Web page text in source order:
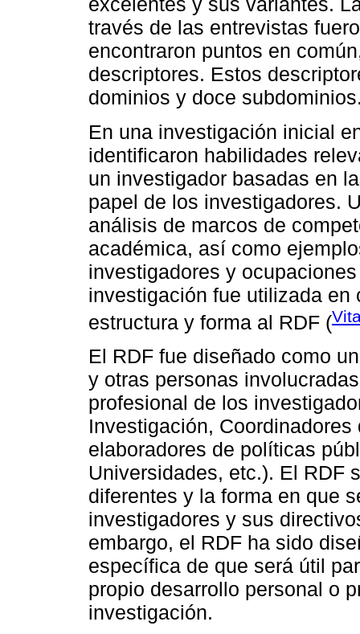
través de las entrevistas
encontraron puntos en
descriptores. Estos
dominios y doce
En una investigación inicial
identificaron habilidades
un investigador basadas en
papel de los investigadores.
análisis de marcos de
académica, así como
investigadores y
investigación fue utilizada
estructura y forma al RDF (
El RDF fue diseñado como
y otras personas
profesional de los
Investigación,
elaboradores de políticas
Universidades, etc.). El RDF
diferentes y la forma en que
investigadores y sus
embargo, el RDF ha sido
específica de que será útil
propio desarrollo personal o
investigación.